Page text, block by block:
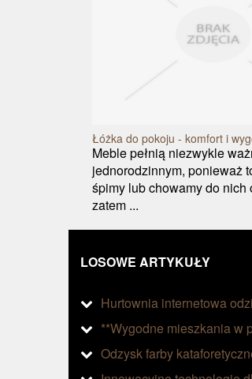
Łóżka do pokoju - komfort i
Meble pełnią niezwykle
jednorodzinnym, ponieważ
śpimy lub chowamy do nich
zatem ...
LOSOWE ARTYKUŁY
Hurtownia internetowa
**Wygodne mieszkania w
Odzysk farby